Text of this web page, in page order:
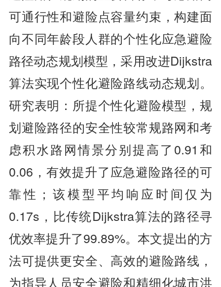
可通行性和避险点容量约束，构建面
向不同年龄段人群的个性化应急避险
路径动态规划模型，采用改进Dijkstra
算法实现个性化避险路线动态规划。
研究表明：所提个性化避险模型，规
划避险路径的安全性较常规路网和考
虑积水路网情景分别提高了0.91和
0.06，有效提升了应急避险路径的可
靠性；该模型平均响应时间仅为
0.17s，比传统Dijkstra算法的路径寻
优效率提升了99.89%。本文提出的方
法可提供更安全、高效的避险路线，
为指导人员安全避险和精细化城市洪